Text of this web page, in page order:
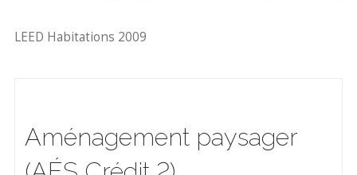
LEED Habitations 2009
Aménagement paysager